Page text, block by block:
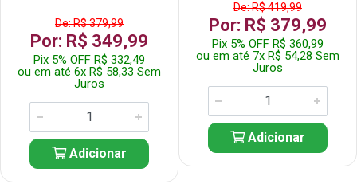
De: R$ 379,99
Por: R$ 349,99
Pix 5% OFF R$ 332,49
ou em até 6x R$ 58,33 Sem
Juros
Adicionar
De: R$ 419,99
Por: R$ 379,99
Pix 5% OFF R$ 360,99
ou em até 7x R$ 54,28 Sem
Juros
Adicionar